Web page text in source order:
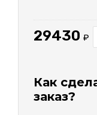
29430 ₽
Как
заказ?